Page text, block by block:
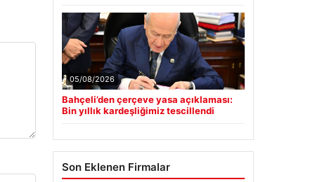
05/08/2026
Bahçeli’den çerçeve yasa açıklaması:
Bin yıllık kardeşliğimiz tescillendi
Son Eklenen Firmalar